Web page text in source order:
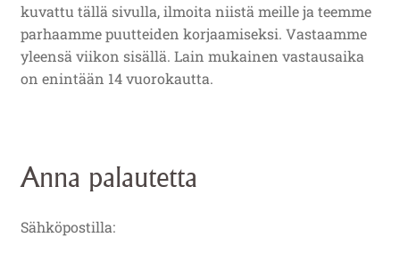
kuvattu tällä sivulla, ilmoita niistä meille ja teemme
parhaamme puutteiden korjaamiseksi. Vastaamme
yleensä viikon sisällä. Lain mukainen vastausaika
on enintään 14 vuorokautta.
Anna palautetta
Sähköpostilla: